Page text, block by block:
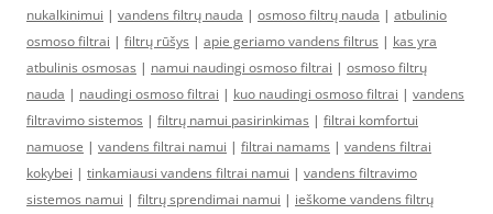
nukalkinimui | vandens filtrų nauda | osmoso filtrų nauda | atbulinio
osmoso filtrai | filtrų rūšys | apie geriamo vandens filtrus | kas yra
atbulinis osmosas | namui naudingi osmoso filtrai | osmoso filtrų
nauda | naudingi osmoso filtrai | kuo naudingi osmoso filtrai | vandens
filtravimo sistemos | filtrų namui pasirinkimas | filtrai komfortui
namuose | vandens filtrai namui | filtrai namams | vandens filtrai
kokybei | tinkamiausi vandens filtrai namui | vandens filtravimo
sistemos namui | filtrų sprendimai namui | ieškome vandens filtrų